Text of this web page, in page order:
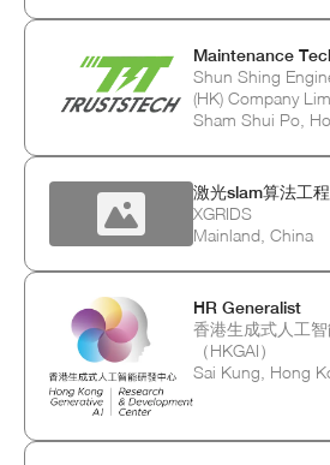
Maintenance
Shun Shing
(HK) Company
Sham Shui Po,
激光slam算法工
XGRIDS
Mainland, China
HR Generalist
香港生成式人工
（HKGAI）
Sai Kung, Hong